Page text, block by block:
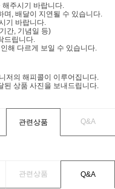
해주시기 바랍니다.
며, 배달이 지연될 수 있습니다.
기 바랍니다.
간, 기념일 등)
드립니다.
해 다르게 보일 수 있습니다.
저의 해피콜이 이루어집니다.
된 상품 사진을 보내드립니다.
관련상품 Q&A
관련상품 Q&A